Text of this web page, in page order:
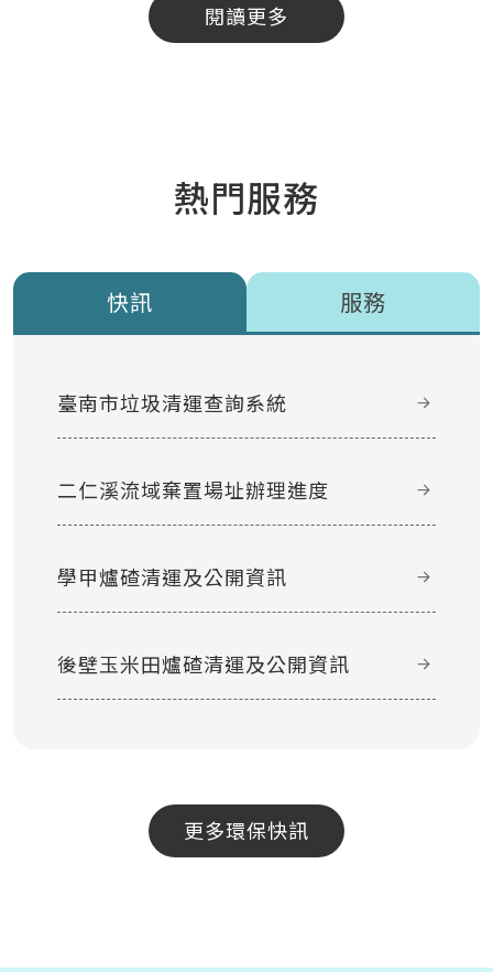
閱讀更多
熱門服務
快訊 服務
臺南市垃圾清運查詢系統
二仁溪流域棄置場址辦理進度
學甲爐碴清運及公開資訊
後壁玉米田爐碴清運及公開資訊
更多環保快訊